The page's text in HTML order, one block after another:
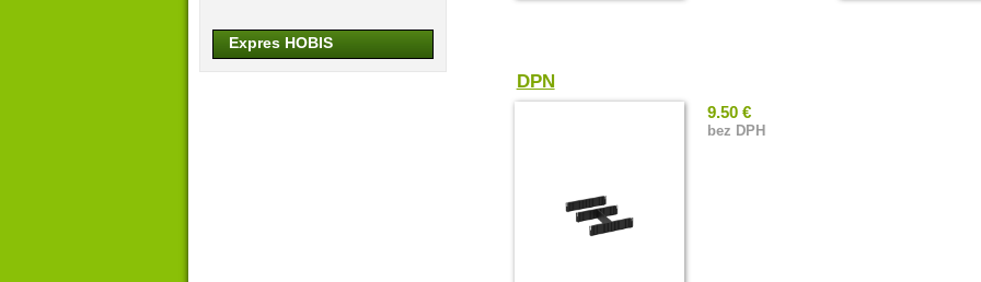
DPN
9.50 €
bez DPH
Expres HOBIS